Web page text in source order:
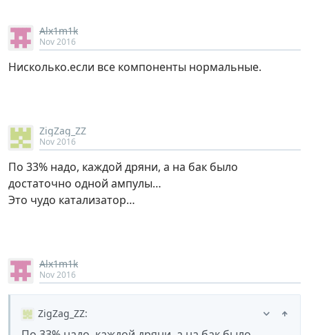
Alx1m1k
Nov 2016
Нисколько.если все компоненты нормальные.
ZigZag_ZZ
Nov 2016
По 33% надо, каждой дряни, а на бак было
достаточно одной ампулы…
Это чудо катализатор…
Alx1m1k
Nov 2016
ZigZag_ZZ: